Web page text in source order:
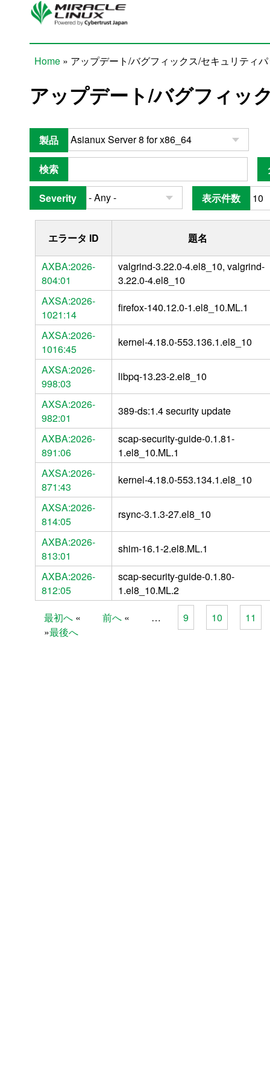
Skip to main content
Home » アップデート/バグフィックス/セキュリティ
アップデート/バグフィッ
製品
検索
Severity 表示件数
エラータ ID 題名
AXBA:2026-
804:01
valgrind-3.22.0-4.el8_10, valgrind-
3.22.0-4.el8_10
AXSA:2026-
1021:14
firefox-140.12.0-1.el8_10.ML.1
AXSA:2026-
1016:45
kernel-4.18.0-553.136.1.el8_10
AXSA:2026-
998:03
libpq-13.23-2.el8_10
AXSA:2026-
982:01
389-ds:1.4 security update
AXBA:2026-
891:06
scap-security-guide-0.1.81-
1.el8_10.ML.1
AXSA:2026-
871:43
kernel-4.18.0-553.134.1.el8_10
AXSA:2026-
814:05
rsync-3.1.3-27.el8_10
AXBA:2026-
813:01
shim-16.1-2.el8.ML.1
AXBA:2026-
812:05
scap-security-guide-0.1.80-
1.el8_10.ML.2
Pages
最初へ 前へ … 9 10
11
最後へ